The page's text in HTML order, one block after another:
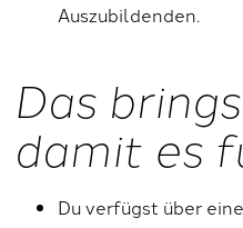
Auszubildenden.
Das
damit es
Du verfügst über